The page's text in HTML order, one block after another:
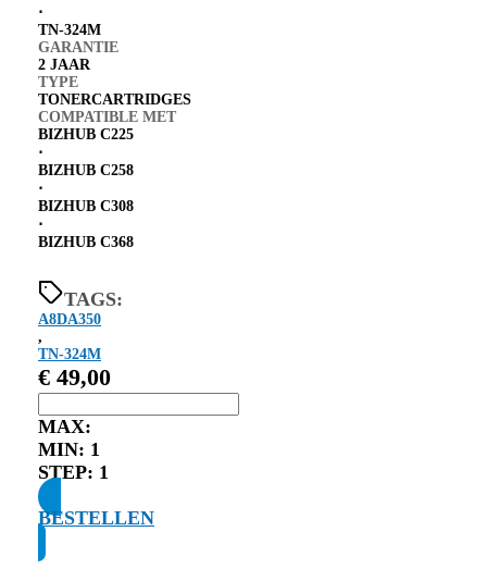
⋅
TN-324M
GARANTIE
2 JAAR
TYPE
TONERCARTRIDGES
COMPATIBLE MET
BIZHUB C225
⋅
BIZHUB C258
⋅
BIZHUB C308
⋅
BIZHUB C368
TAGS:
A8DA350
,
TN-324M
€ 49,00
MAX:
MIN: 1
STEP: 1
BESTELLEN